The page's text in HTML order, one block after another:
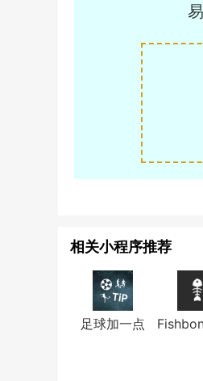
相关小程序推荐
足球加一点